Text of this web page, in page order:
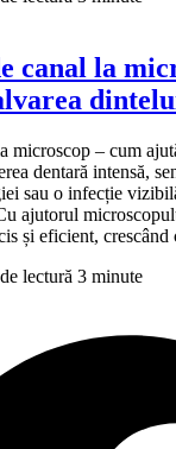
canal la
microscop – cum
dentară intensă,
sau o infecție
ajutorul
și eficient,
lectură 3 minute